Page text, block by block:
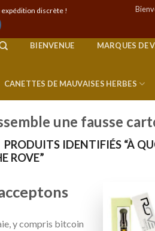
expédition discrète !
BIENVENUE MARQUES DE
CANETTES DE MAUVAISES HERBES
une fausse
PRODUITS IDENTIFIÉS “À
ROVE”
y compris bitcoin